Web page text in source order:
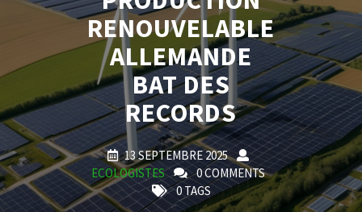
RENOUVELABLE
ALLEMANDE
BAT DES
RECORDS
13 SEPTEMBRE 2025
ECOLOGISTES
0 COMMENTS
0 TAGS